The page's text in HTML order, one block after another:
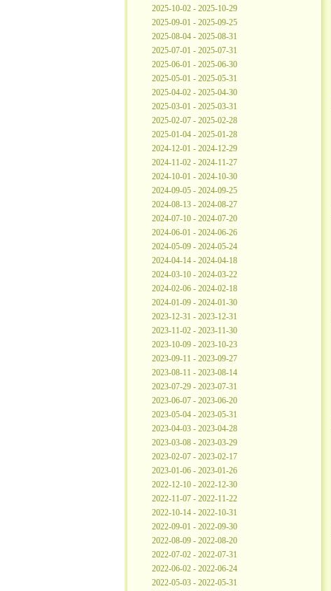
2025-10-02 - 2025-10-29
2025-09-01 - 2025-09-25
2025-08-04 - 2025-08-31
2025-07-01 - 2025-07-31
2025-06-01 - 2025-06-30
2025-05-01 - 2025-05-31
2025-04-02 - 2025-04-30
2025-03-01 - 2025-03-31
2025-02-07 - 2025-02-28
2025-01-04 - 2025-01-28
2024-12-01 - 2024-12-29
2024-11-02 - 2024-11-27
2024-10-01 - 2024-10-30
2024-09-05 - 2024-09-25
2024-08-13 - 2024-08-27
2024-07-10 - 2024-07-20
2024-06-01 - 2024-06-26
2024-05-09 - 2024-05-24
2024-04-14 - 2024-04-18
2024-03-10 - 2024-03-22
2024-02-06 - 2024-02-18
2024-01-09 - 2024-01-30
2023-12-31 - 2023-12-31
2023-11-02 - 2023-11-30
2023-10-09 - 2023-10-23
2023-09-11 - 2023-09-27
2023-08-11 - 2023-08-14
2023-07-29 - 2023-07-31
2023-06-07 - 2023-06-20
2023-05-04 - 2023-05-31
2023-04-03 - 2023-04-28
2023-03-08 - 2023-03-29
2023-02-07 - 2023-02-17
2023-01-06 - 2023-01-26
2022-12-10 - 2022-12-30
2022-11-07 - 2022-11-22
2022-10-14 - 2022-10-31
2022-09-01 - 2022-09-30
2022-08-09 - 2022-08-20
2022-07-02 - 2022-07-31
2022-06-02 - 2022-06-24
2022-05-03 - 2022-05-31